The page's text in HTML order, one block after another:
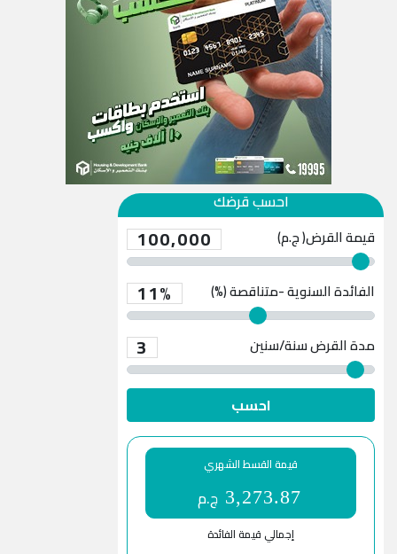
احسب قرضك
قيمة القرض( ج.م) 100,000
الفائدة السنوية -متناقصة (%) 11%
مدة القرض 3 سنة/سنين
احسب
قيمة القسط الشهري
3,273.87 ج.م
إجمالي قيمة الفائدة